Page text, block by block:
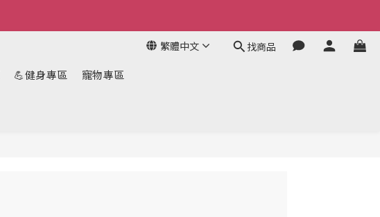
繁體中文 找商品
💪健身專區
寵物專區